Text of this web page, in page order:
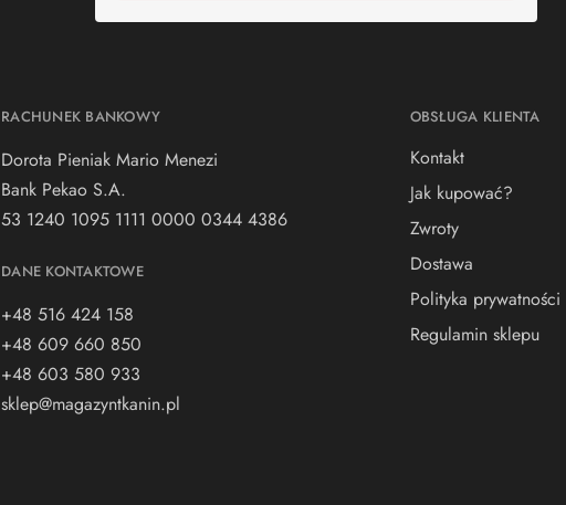
RACHUNEK BANKOWY
Dorota Pieniak Mario Menezi
Bank Pekao S.A.
53 1240 1095 1111 0000 0344 4386
DANE KONTAKTOWE
+48 516 424 158
+48 609 660 850
+48 603 580 933
sklep@magazyntkanin.pl
OBSŁUGA KLIENTA
Kontakt
Jak kupować?
Zwroty
Dostawa
Polityka prywatności
Regulamin sklepu